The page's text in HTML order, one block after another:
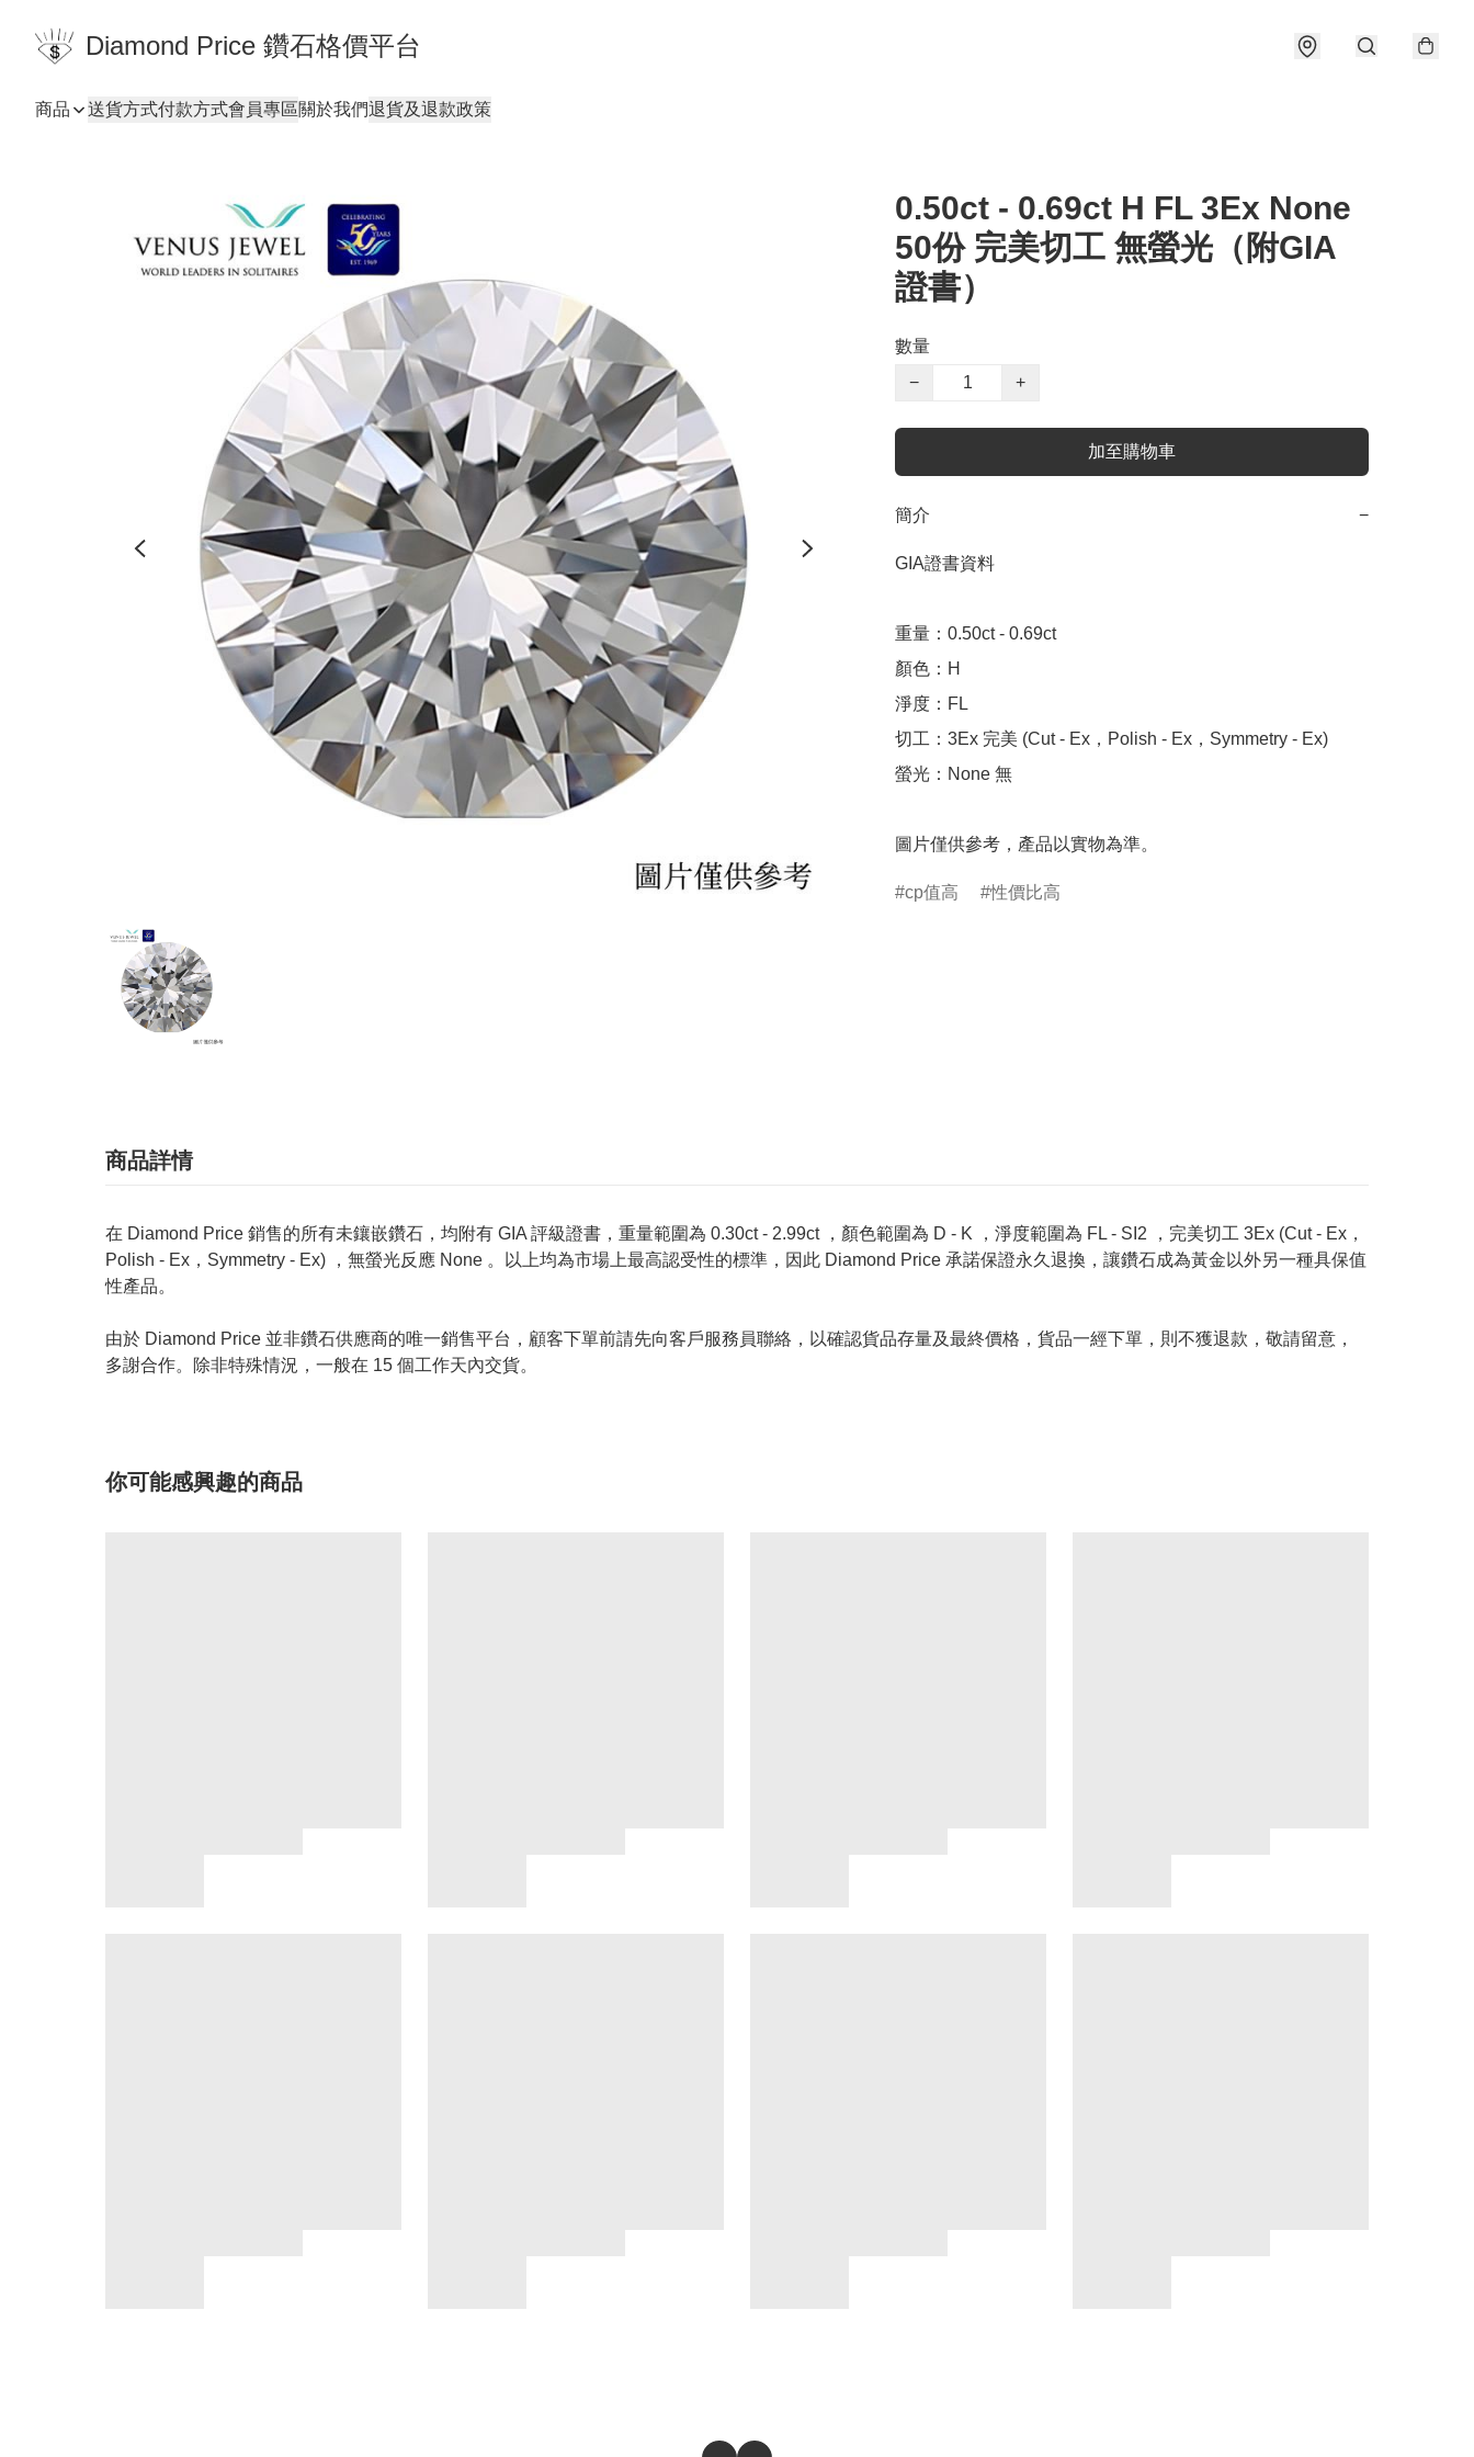
Diamond Price 鑽石格價平台
商品 送貨方式付款方式會員專區關於我們退貨及退款政策
0.50ct - 0.69ct H FL 3Ex None
50份 完美切工 無螢光（附GIA
證書）
數量
−
+
加至購物車
簡介 −
GIA證書資料
重量：0.50ct - 0.69ct
顏色：H
淨度：FL
切工：3Ex 完美 (Cut - Ex，Polish - Ex，Symmetry - Ex)
螢光：None 無
圖片僅供參考，產品以實物為準。
cp值高 性價比高
商品詳情
在 Diamond Price 銷售的所有未鑲嵌鑽石，均附有 GIA 評級證書，重量範圍為 0.30ct - 2.99ct ，顏色範圍為 D - K ，淨度範圍為 FL - SI2 ，完美切工 3Ex (Cut - Ex，
Polish - Ex，Symmetry - Ex) ，無螢光反應 None 。以上均為市場上最高認受性的標準，因此 Diamond Price 承諾保證永久退換，讓鑽石成為黃金以外另一種具保值
性產品。
由於 Diamond Price 並非鑽石供應商的唯一銷售平台，顧客下單前請先向客戶服務員聯絡，以確認貨品存量及最終價格，貨品一經下單，則不獲退款，敬請留意，
多謝合作。除非特殊情況，一般在 15 個工作天內交貨。
你可能感興趣的商品